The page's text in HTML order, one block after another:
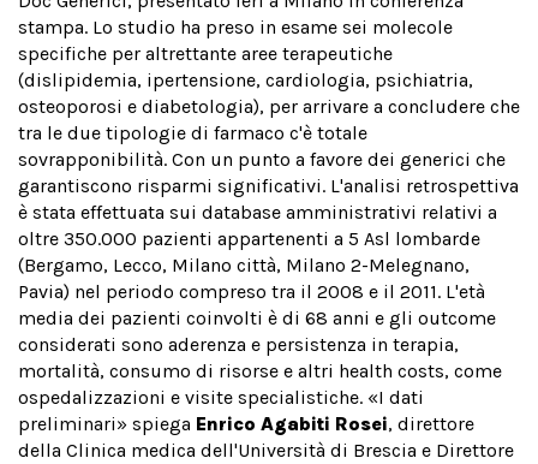
stampa. Lo studio ha preso in esame sei molecole
specifiche per altrettante aree terapeutiche
(dislipidemia, ipertensione, cardiologia, psichiatria,
osteoporosi e diabetologia), per arrivare a concludere che
tra le due tipologie di farmaco c'è totale
sovrapponibilità. Con un punto a favore dei generici che
garantiscono risparmi significativi. L'analisi retrospettiva
è stata effettuata sui database amministrativi relativi a
oltre 350.000 pazienti appartenenti a 5 Asl lombarde
(Bergamo, Lecco, Milano città, Milano 2-Melegnano,
Pavia) nel periodo compreso tra il 2008 e il 2011. L'età
media dei pazienti coinvolti è di 68 anni e gli outcome
considerati sono aderenza e persistenza in terapia,
mortalità, consumo di risorse e altri health costs, come
ospedalizzazioni e visite specialistiche. «I dati
preliminari» spiega Enrico Agabiti Rosei, direttore
della Clinica medica dell'Università di Brescia e Direttore